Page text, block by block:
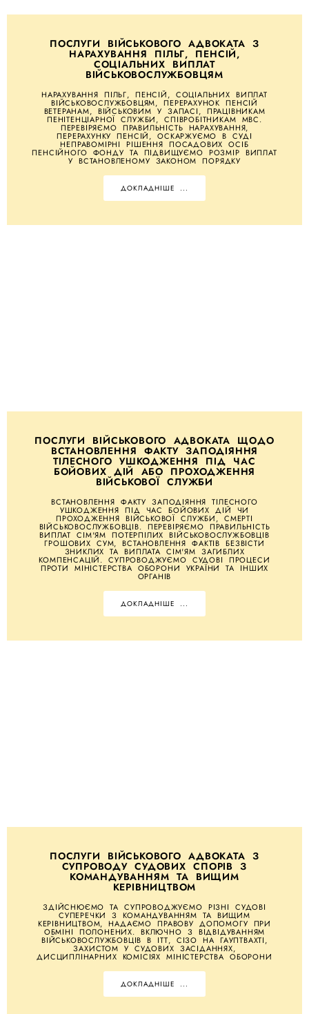
ПОСЛУГИ ВІЙСЬКОВОГО АДВОКАТА З
НАРАХУВАННЯ ПІЛЬГ, ПЕНСІЙ,
СОЦІАЛЬНИХ ВИПЛАТ
ВІЙСЬКОВОСЛУЖБОВЦЯМ
НАРАХУВАННЯ ПІЛЬГ, ПЕНСІЙ, СОЦІАЛЬНИХ ВИПЛАТ
ВІЙСЬКОВОСЛУЖБОВЦЯМ, ПЕРЕРАХУНОК ПЕНСІЙ
ВЕТЕРАНАМ, ВІЙСЬКОВИМ У ЗАПАСІ, ПРАЦІВНИКАМ
ПЕНІТЕНЦІАРНОЇ СЛУЖБИ, СПІВРОБІТНИКАМ МВС.
ПЕРЕВІРЯЄМО ПРАВИЛЬНІСТЬ НАРАХУВАННЯ,
ПЕРЕРАХУНКУ ПЕНСІЙ, ОСКАРЖУЄМО В СУДІ
НЕПРАВОМІРНІ РІШЕННЯ ПОСАДОВИХ ОСІБ
ПЕНСІЙНОГО ФОНДУ ТА ПІДВИЩУЄМО РОЗМІР ВИПЛАТ
У ВСТАНОВЛЕНОМУ ЗАКОНОМ ПОРЯДКУ
ДОКЛАДНІШЕ ...
ПОСЛУГИ ВІЙСЬКОВОГО АДВОКАТА ЩОДО
ВСТАНОВЛЕННЯ ФАКТУ ЗАПОДІЯННЯ
ТІЛЕСНОГО УШКОДЖЕННЯ ПІД ЧАС
БОЙОВИХ ДІЙ АБО ПРОХОДЖЕННЯ
ВІЙСЬКОВОЇ СЛУЖБИ
ВСТАНОВЛЕННЯ ФАКТУ ЗАПОДІЯННЯ ТІЛЕСНОГО
УШКОДЖЕННЯ ПІД ЧАС БОЙОВИХ ДІЙ ЧИ
ПРОХОДЖЕННЯ ВІЙСЬКОВОЇ СЛУЖБИ, СМЕРТІ
ВІЙСЬКОВОСЛУЖБОВЦІВ. ПЕРЕВІРЯЄМО ПРАВИЛЬНІСТЬ
ВИПЛАТ СІМ'ЯМ ПОТЕРПІЛИХ ВІЙСЬКОВОСЛУЖБОВЦІВ
ГРОШОВИХ СУМ, ВСТАНОВЛЕННЯ ФАКТІВ БЕЗВІСТИ
ЗНИКЛИХ ТА ВИПЛАТА СІМ'ЯМ ЗАГИБЛИХ
КОМПЕНСАЦІЙ. СУПРОВОДЖУЄМО СУДОВІ ПРОЦЕСИ
ПРОТИ МІНІСТЕРСТВА ОБОРОНИ УКРАЇНИ ТА ІНШИХ
ОРГАНІВ
ДОКЛАДНІШЕ ...
ПОСЛУГИ ВІЙСЬКОВОГО АДВОКАТА З
СУПРОВОДУ СУДОВИХ СПОРІВ З
КОМАНДУВАННЯМ ТА ВИЩИМ
КЕРІВНИЦТВОМ
ЗДІЙСНЮЄМО ТА СУПРОВОДЖУЄМО РІЗНІ СУДОВІ
СУПЕРЕЧКИ З КОМАНДУВАННЯМ ТА ВИЩИМ
КЕРІВНИЦТВОМ, НАДАЄМО ПРАВОВУ ДОПОМОГУ ПРИ
ОБМІНІ ПОЛОНЕНИХ. ВКЛЮЧНО З ВІДВІДУВАННЯМ
ВІЙСЬКОВОСЛУЖБОВЦІВ В ІТТ, СІЗО НА ГАУПТВАХТІ,
ЗАХИСТОМ У СУДОВИХ ЗАСІДАННЯХ,
ДИСЦИПЛІНАРНИХ КОМІСІЯХ МІНІСТЕРСТВА ОБОРОНИ
ДОКЛАДНІШЕ ...